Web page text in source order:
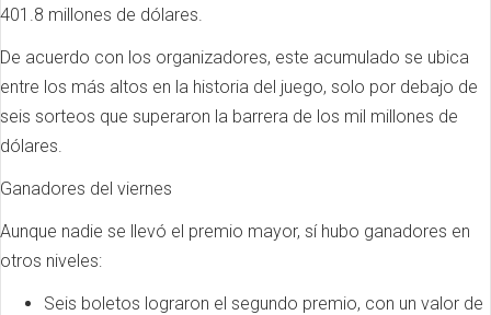
401.8 millones de dólares.
De acuerdo con los organizadores, este acumulado se ubica
entre los más altos en la historia del juego, solo por debajo de
seis sorteos que superaron la barrera de los mil millones de
dólares.
Ganadores del viernes
Aunque nadie se llevó el premio mayor, sí hubo ganadores en
otros niveles:
Seis boletos lograron el segundo premio, con un valor de